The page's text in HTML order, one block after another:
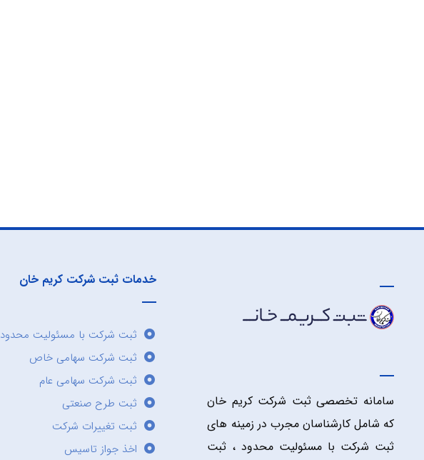
سامانه تخصصی ثبت شرکت کریم خان
که شامل کارشناسان مجرب در زمینه های
ثبت شرکت با مسئولیت محدود ، ثبت
خدمات ثبت شرکت کریم خان
ثبت شرکت با مسئولیت محدود
ثبت شرکت سهامی خاص
ثبت شرکت سهامی عام
ثبت طرح صنعتی
ثبت تغییرات شرکت
اخذ جواز تاسیس